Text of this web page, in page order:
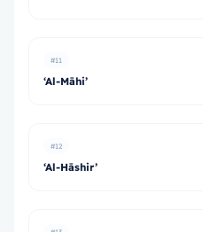
#11
‘Al-Māhi’
#12
‘Al-Hāshir’